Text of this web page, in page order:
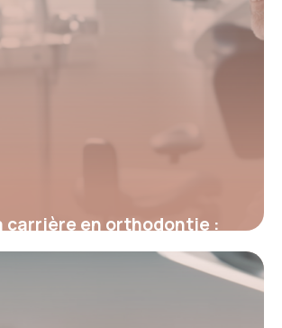
carrière en orthodontie :
et